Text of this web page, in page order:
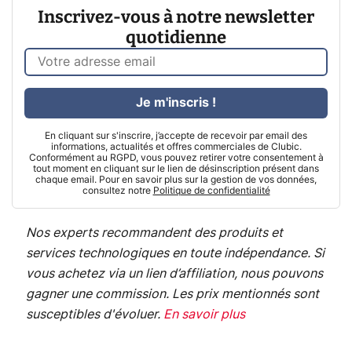
Inscrivez-vous à notre newsletter
quotidienne
En cliquant sur s'inscrire, j’accepte de recevoir par email des
informations, actualités et offres commerciales de Clubic.
Conformément au RGPD, vous pouvez retirer votre consentement à
tout moment en cliquant sur le lien de désinscription présent dans
chaque email. Pour en savoir plus sur la gestion de vos données,
consultez notre Politique de confidentialité
Je m'inscris !
Nos experts recommandent des produits et
services technologiques en toute indépendance. Si
vous achetez via un lien d’affiliation, nous pouvons
gagner une commission. Les prix mentionnés sont
susceptibles d'évoluer. En savoir plus